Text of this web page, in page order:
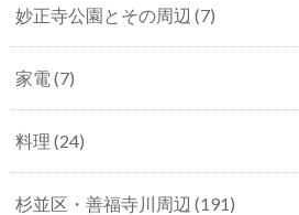
妙正寺公園とその周辺 (7)
家電 (7)
料理 (24)
杉並区・善福寺川周辺 (191)